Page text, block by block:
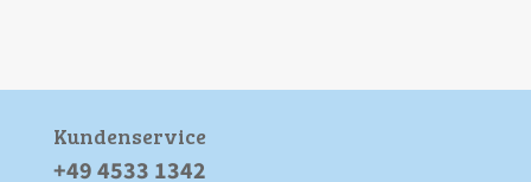
Kunden­service
+49 4533 1342